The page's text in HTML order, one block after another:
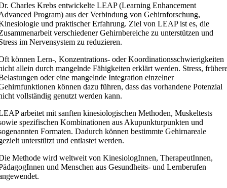
Charles Krebs entwickelte LEAP (Learning Enhancement
Program) aus der Verbindung von Gehirnforschung,
und praktischer Erfahrung. Ziel von LEAP ist es, die
verschiedener Gehirnbereiche zu unterstützen und
im Nervensystem zu reduzieren.
können Lern-, Konzentrations- oder Koordinationsschwierigkeiten
allein durch mangelnde Fähigkeiten erklärt werden. Stress,
oder eine mangelnde Integration einzelner
können dazu führen, dass das vorhandene Potenzial
vollständig genutzt werden kann.
arbeitet mit sanften kinesiologischen Methoden, Muskeltests
spezifischen Kombinationen aus Akupunkturpunkten und
Formaten. Dadurch können bestimmte Gehirnareale
unterstützt und entlastet werden.
Methode wird weltweit von KinesiologInnen, TherapeutInnen,
und Menschen aus Gesundheits- und Lernberufen